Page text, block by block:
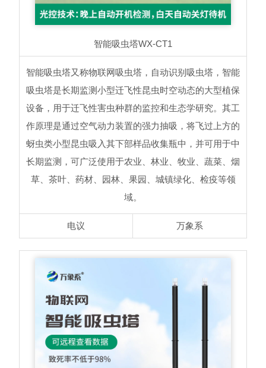
智能吸虫塔WX-CT1
智能吸虫塔又称物联网吸虫塔，自动识别吸虫塔，智能
吸虫塔是长期监测小型迁飞性昆虫时空动态的大型植保
设备，用于迁飞性害虫种群的监控和生态学研究。其工
作原理是通过空气动力装置的强力抽吸，将飞过上方的
蚜虫类小型昆虫吸入其下部样品收集瓶中，并可用于中
长期监测，可广泛使用于农业、林业、牧业、蔬菜、烟
草、茶叶、药材、园林、果园、城镇绿化、检疫等领
域。
电议 万象系